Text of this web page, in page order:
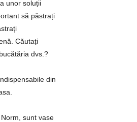
unor soluții
să păstrați
Căutați
dvs.?
din
sunt vase